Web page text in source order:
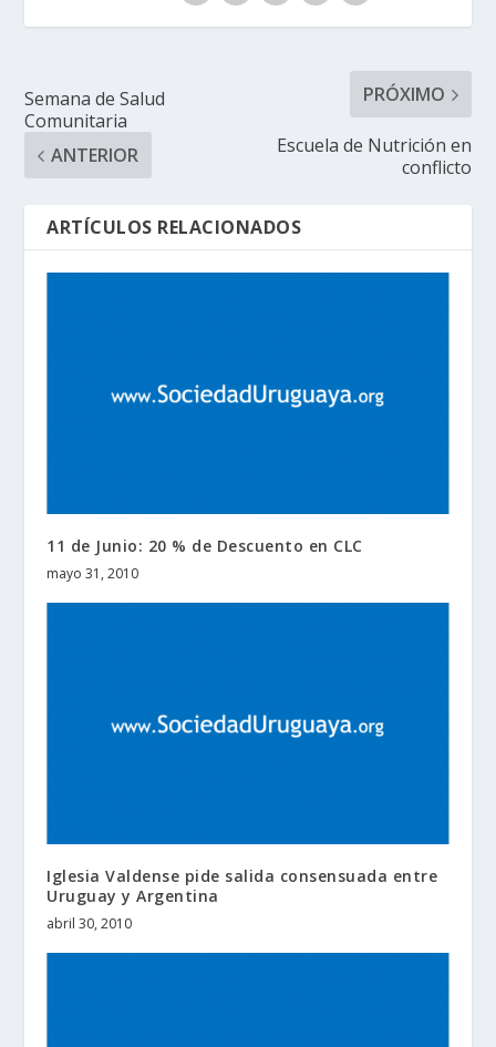
Semana de Salud
Comunitaria
ANTERIOR
PRÓXIMO
Escuela de Nutrición en
conflicto
ARTÍCULOS RELACIONADOS
11 de Junio: 20 % de Descuento en CLC
mayo 31, 2010
Iglesia Valdense pide salida consensuada entre
Uruguay y Argentina
abril 30, 2010